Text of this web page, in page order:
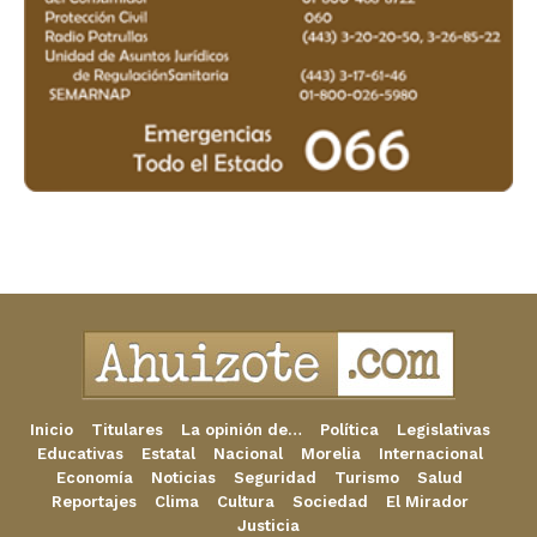
Inicio Titulares La opinión de… Política
Legislativas
Educativas
Estatal Nacional Morelia
Internacional
Economía
Noticias Seguridad Turismo
Salud
Reportajes
Clima Cultura Sociedad
El Mirador
Justicia